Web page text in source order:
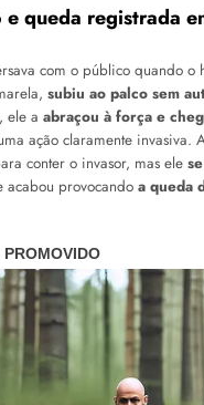
e queda registrada
com o público quando o
subiu ao palco sem
ele a abraçou à força e
ação claramente invasiva.
conter o invasor, mas ele
acabou provocando a queda